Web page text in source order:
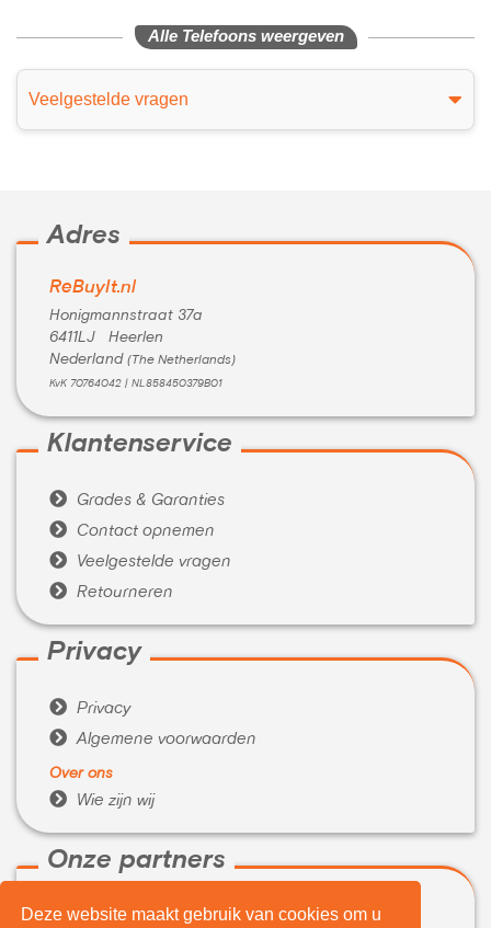
Deze website maakt gebruik van cookies om u
Alle Telefoons weergeven
Veelgestelde vragen
Adres
ReBuyIt.nl
Honigmannstraat 37a
6411LJ Heerlen
Nederland (The Netherlands)
KvK 70764042 | NL858450379B01
Klantenservice
 Grades & Garanties
 Contact opnemen
 Veelgestelde vragen
 Retourneren
Privacy
 Privacy
 Algemene voorwaarden
Over ons
 Wie zijn wij
Onze partners
 WeBuyIt.nl